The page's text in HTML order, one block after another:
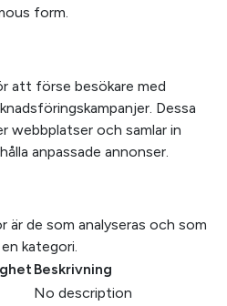
form.
att förse besökare med
Dessa
webbplatser och samlar in
anpassade annonser.
är de som analyseras och som
kategori.
Beskrivning
No description